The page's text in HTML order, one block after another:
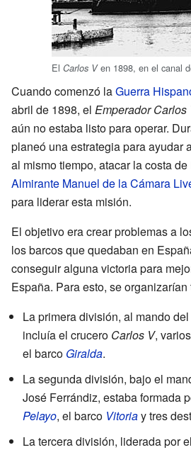
El Carlos Ven 1898, en el canal
Cuando comenzó laGuerra
abril de 1898, el Emperador Carlos
aún no estaba listo para operar.
planeó una estrategia para ayudar
al mismo tiempo, atacar la costa
Almirante Manuel de la Cámara
para liderar esta misión.
El objetivo era crear problemas a
los barcos que quedaban en
conseguir alguna victoria para
España. Para esto, se
La primera división, al mando
incluía el crucero Carlos V,
el barco Giralda.
La segunda división, bajo el
José Ferrándiz, estaba formada
Pelayo, el barco Vitoriay tres
La tercera división, liderada por